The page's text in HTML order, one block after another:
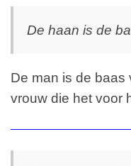
De haan is de
De man is de baas
vrouw die het voor